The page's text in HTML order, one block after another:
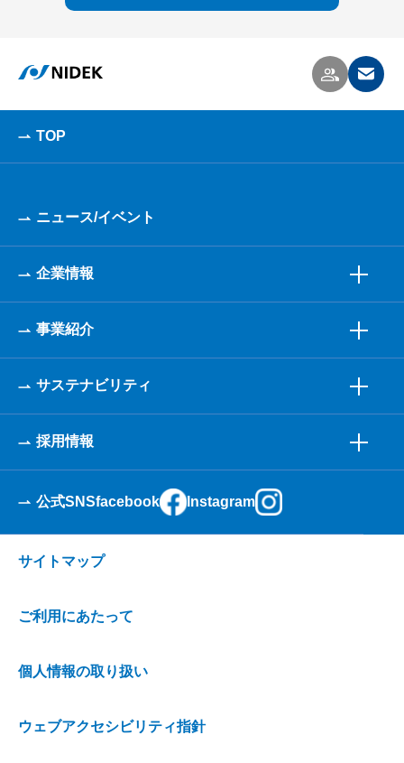
TOP
ニュース/イベント
企業情報
事業紹介
サステナビリティ
採用情報
公式SNSfacebook Instagram
サイトマップ
ご利用にあたって
個人情報の取り扱い
ウェブアクセシビリティ指針